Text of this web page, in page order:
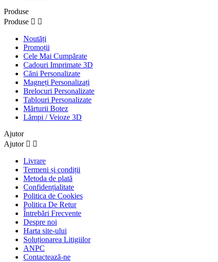
Produse
Produse  
Noutăți
Promoții
Cele Mai Cumpărate
Cadouri Imprimate 3D
Căni Personalizate
Magneți Personalizați
Brelocuri Personalizate
Tablouri Personalizate
Mărturii Botez
Lămpi / Veioze 3D
Ajutor
Ajutor  
Livrare
Termeni și condiții
Metoda de plată
Confidențialitate
Politica de Cookies
Politica De Retur
Întrebări Frecvente
Despre noi
Harta site-ului
Soluționarea Litigiilor
ANPC
Contactează-ne